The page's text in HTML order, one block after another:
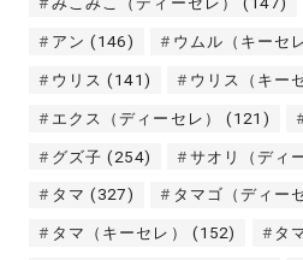
アン (146) ウムル（キーセ
ウリス (141) ウリス（キー
エクス（ディーセレ） (121)
グズ子 (254) サオリ（ディ
タマ (327) タマゴ（ディー
タマ（キーセレ） (152) タ